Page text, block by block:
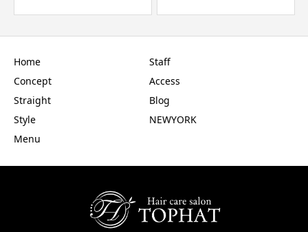
Home
Concept
Straight
Style
Menu
Staff
Access
Blog
NEWYORK